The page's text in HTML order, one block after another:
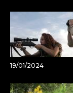
19/01/2024